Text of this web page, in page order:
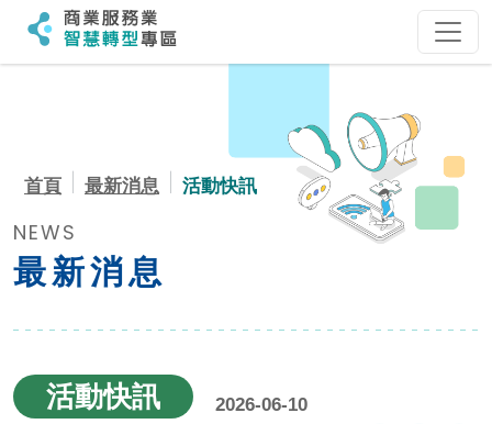
首頁 最新消息 活動快訊
NEWS
最新消息
活動快訊 2026-06-10